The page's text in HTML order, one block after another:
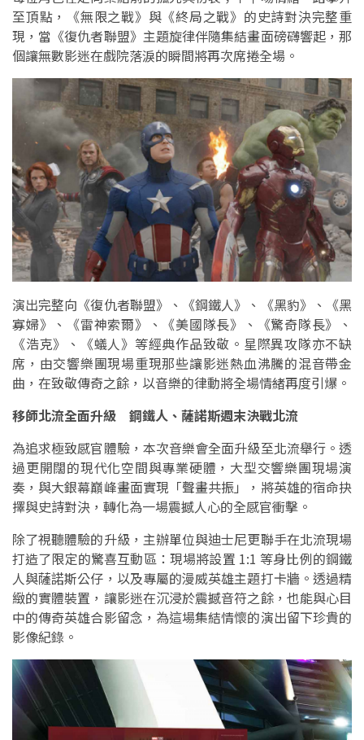
至頂點，《無限之戰》與《終局之戰》的史詩對決完整重
現，當《復仇者聯盟》主題旋律伴隨集結畫面磅礴響起，那
個讓無數影迷在戲院落淚的瞬間將再次席捲全場。
演出完整向《復仇者聯盟》、《鋼鐵人》、《黑豹》、《黑
寡婦》、《雷神索爾》、《美國隊長》、《驚奇隊長》、
《浩克》、《蟻人》等經典作品致敬。星際異攻隊亦不缺
席，由交響樂團現場重現那些讓影迷熱血沸騰的混音帶金
曲，在致敬傳奇之餘，以音樂的律動將全場情緒再度引爆。
移師北流全面升級 鋼鐵人、薩諾斯週末決戰北流
為追求極致感官體驗，本次音樂會全面升級至北流舉行。透
過更開闊的現代化空間與專業硬體，大型交響樂團現場演
奏，與大銀幕巔峰畫面實現「聲畫共振」，將英雄的宿命抉
擇與史詩對決，轉化為一場震撼人心的全感官衝擊。
除了視聽體驗的升級，主辦單位與迪士尼更聯手在北流現場
打造了限定的驚喜互動區：現場將設置 1:1 等身比例的鋼鐵
人與薩諾斯公仔，以及專屬的漫威英雄主題打卡牆。透過精
緻的實體裝置，讓影迷在沉浸於震撼音符之餘，也能與心目
中的傳奇英雄合影留念，為這場集結情懷的演出留下珍貴的
影像紀錄。